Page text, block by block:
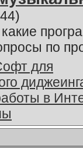
по
для
в